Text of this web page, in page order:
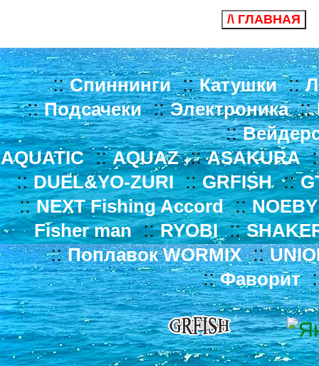
/\ ГЛАВНАЯ
::Спиннинги::Катушки::
::Подсачеки::Электроника::
::
AQUATIC::AQUAZ::ASAKURA
::DUEL&YO-ZURI ::GRFISH::
::NEXT Fishing Accord::NOEBY
Fisher man::RYOBI ::
::Поплавок WORMIX::
::Фаворит